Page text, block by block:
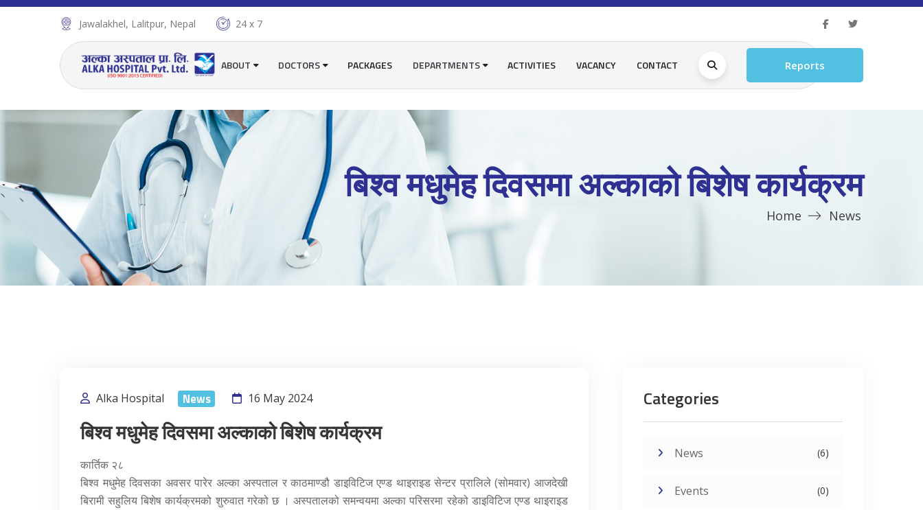
Jawalakhel, Lalitpur, Nepal 24 x 7
ABOUT DOCTORS PACKAGES DEPARTMENTS ACTIVITIES VACANCY CONTACT Reports
बिश्व मधुमेह दिवसमा अल्काको बिशेष कार्यक्रम
Home News
Alka Hospital News 16 May 2024
बिश्व मधुमेह दिवसमा अल्काको बिशेष कार्यक्रम
कार्तिक २८
बिश्व मधुमेह दिवसका अवसर पारेर अल्का अस्पताल र काठमाण्डौ डाइविटिज एण्ड थाइराइड सेन्टर प्रालिले (सोमवार) आजदेखी
बिरामी सहुलिय बिशेष कार्यक्रमको शुरुवात गरेको छ । अस्पतालको समन्वयमा अल्का परिसरमा रहेको डाइविटिज एण्ड थाइराइड
Categories
News (6)
Events (0)